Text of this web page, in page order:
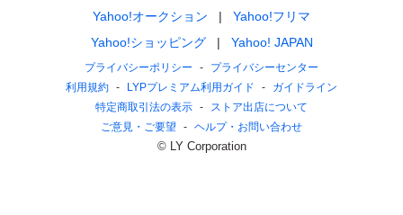
Yahoo!オークション
Yahoo!フリマ
Yahoo!ショッピング
Yahoo! JAPAN
プライバシーポリシー
プライバシーセンター
利用規約
LYPプレミアム利用ガイド
ガイドライン
特定商取引法の表示
ストア出店について
ご意見・ご要望
ヘルプ・お問い合わせ
© LY Corporation